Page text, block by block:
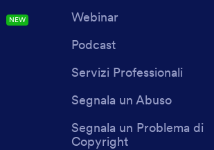
NEW
Webinar
Podcast
Servizi Professionali
Segnala un Abuso
Segnala un Problema di
Copyright